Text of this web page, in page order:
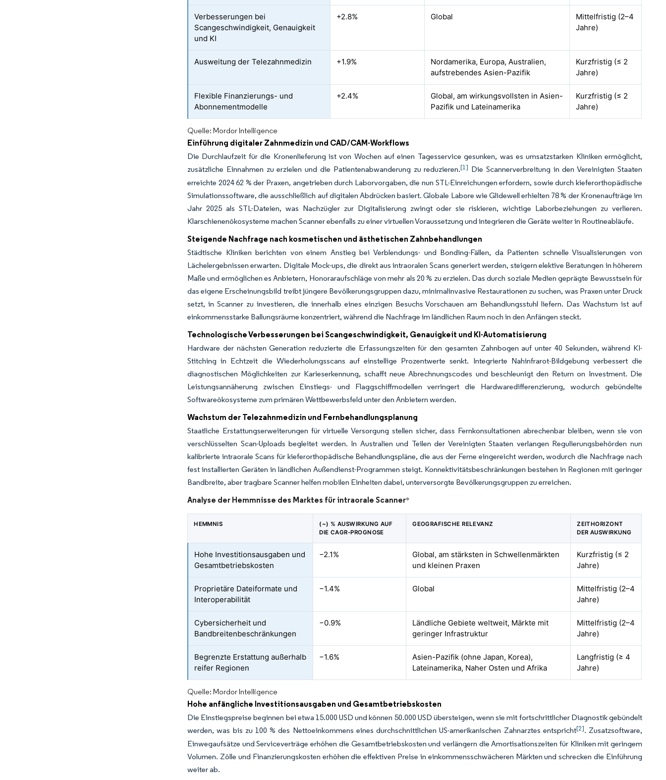
Verbesserungen bei
Scangeschwindigkeit, Genauigkeit
und KI
+2.8% Global
Mittelfristig (2–4
Jahre)
Ausweitung der Telezahnmedizin +1.9%
Nordamerika, Europa, Australien,
aufstrebendes Asien-Pazifik
Kurzfristig (≤ 2
Jahre)
Flexible Finanzierungs- und
Abonnementmodelle
+2.4%
Global, am wirkungsvollsten in Asien-
Pazifik und Lateinamerika
Kurzfristig (≤ 2
Jahre)
Quelle: Mordor Intelligence
Einführung digitaler Zahnmedizin und CAD/CAM-Workflows
Die Durchlaufzeit für die Kronenlieferung ist von Wochen auf einen Tagesservice gesunken, was es umsatzstarken Kliniken ermöglicht,
zusätzliche Einnahmen zu erzielen und die Patientenabwanderung zu reduzieren.[1] Die Scannerverbreitung in den Vereinigten Staaten
erreichte 2024 62 % der Praxen, angetrieben durch Laborvorgaben, die nun STL-Einreichungen erfordern, sowie durch kieferorthopädische
Simulationssoftware, die ausschließlich auf digitalen Abdrücken basiert. Globale Labore wie Glidewell erhielten 78 % der Kronenaufträge im
Jahr 2025 als STL-Dateien, was Nachzügler zur Digitalisierung zwingt oder sie riskieren, wichtige Laborbeziehungen zu verlieren.
Klarschienenökosysteme machen Scanner ebenfalls zu einer virtuellen Voraussetzung und integrieren die Geräte weiter in Routineabläufe.
Steigende Nachfrage nach kosmetischen und ästhetischen Zahnbehandlungen
Städtische Kliniken berichten von einem Anstieg bei Verblendungs- und Bonding-Fällen, da Patienten schnelle Visualisierungen von
Lächelergebnissen erwarten. Digitale Mock-ups, die direkt aus intraoralen Scans generiert werden, steigern elektive Beratungen in höherem
Maße und ermöglichen es Anbietern, Honoraraufschläge von mehr als 20 % zu erzielen. Das durch soziale Medien geprägte Bewusstsein für
das eigene Erscheinungsbild treibt jüngere Bevölkerungsgruppen dazu, minimalinvasive Restaurationen zu suchen, was Praxen unter Druck
setzt, in Scanner zu investieren, die innerhalb eines einzigen Besuchs Vorschauen am Behandlungsstuhl liefern. Das Wachstum ist auf
einkommensstarke Ballungsräume konzentriert, während die Nachfrage im ländlichen Raum noch in den Anfängen steckt.
Technologische Verbesserungen bei Scangeschwindigkeit, Genauigkeit und KI-Automatisierung
Hardware der nächsten Generation reduzierte die Erfassungszeiten für den gesamten Zahnbogen auf unter 40 Sekunden, während KI-
Stitching in Echtzeit die Wiederholungsscans auf einstellige Prozentwerte senkt. Integrierte Nahinfrarot-Bildgebung verbessert die
diagnostischen Möglichkeiten zur Karieserkennung, schafft neue Abrechnungscodes und beschleunigt den Return on Investment. Die
Leistungsannäherung zwischen Einstiegs- und Flaggschiffmodellen verringert die Hardwaredifferenzierung, wodurch gebündelte
Softwareökosysteme zum primären Wettbewerbsfeld unter den Anbietern werden.
Wachstum der Telezahnmedizin und Fernbehandlungsplanung
Staatliche Erstattungserweiterungen für virtuelle Versorgung stellen sicher, dass Fernkonsultationen abrechenbar bleiben, wenn sie von
verschlüsselten Scan-Uploads begleitet werden. In Australien und Teilen der Vereinigten Staaten verlangen Regulierungsbehörden nun
kalibrierte intraorale Scans für kieferorthopädische Behandlungspläne, die aus der Ferne eingereicht werden, wodurch die Nachfrage nach
fest installierten Geräten in ländlichen Außendienst-Programmen steigt. Konnektivitätsbeschränkungen bestehen in Regionen mit geringer
Bandbreite, aber tragbare Scanner helfen mobilen Einheiten dabei, unterversorgte Bevölkerungsgruppen zu erreichen.
Analyse der Hemmnisse des Marktes für intraorale Scanner*
HEMMNIS
(~) % AUSWIRKUNG AUF
DIE CAGR-PROGNOSE
GEOGRAFISCHE RELEVANZ
ZEITHORIZONT
DER AUSWIRKUNG
Hohe Investitionsausgaben und
Gesamtbetriebskosten
−2.1%
Global, am stärksten in Schwellenmärkten
und kleinen Praxen
Kurzfristig (≤ 2
Jahre)
Proprietäre Dateiformate und
Interoperabilität
−1.4% Global
Mittelfristig (2–4
Jahre)
Cybersicherheit und
Bandbreitenbeschränkungen
−0.9%
Ländliche Gebiete weltweit, Märkte mit
geringer Infrastruktur
Mittelfristig (2–4
Jahre)
Begrenzte Erstattung außerhalb
reifer Regionen
−1.6%
Asien-Pazifik (ohne Japan, Korea),
Lateinamerika, Naher Osten und Afrika
Langfristig (≥ 4
Jahre)
Quelle: Mordor Intelligence
Hohe anfängliche Investitionsausgaben und Gesamtbetriebskosten
Die Einstiegspreise beginnen bei etwa 15.000 USD und können 50.000 USD übersteigen, wenn sie mit fortschrittlicher Diagnostik gebündelt
werden, was bis zu 100 % des Nettoeinkommens eines durchschnittlichen US-amerikanischen Zahnarztes entspricht[2]. Zusatzsoftware,
Einwegaufsätze und Serviceverträge erhöhen die Gesamtbetriebskosten und verlängern die Amortisationszeiten für Kliniken mit geringem
Volumen. Zölle und Finanzierungskosten erhöhen die effektiven Preise in einkommensschwächeren Märkten und schrecken die Einführung
weiter ab.